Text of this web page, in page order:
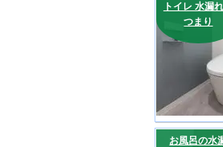
トイレ 水漏
つまり
お風呂の水